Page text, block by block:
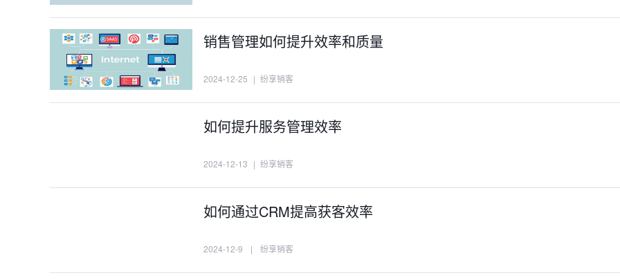
销售管理如何提升效率和质量
2024-12-25 | 纷享销客
如何提升服务管理效率
2024-12-13 | 纷享销客
如何通过CRM提高获客效率
2024-12-9 | 纷享销客